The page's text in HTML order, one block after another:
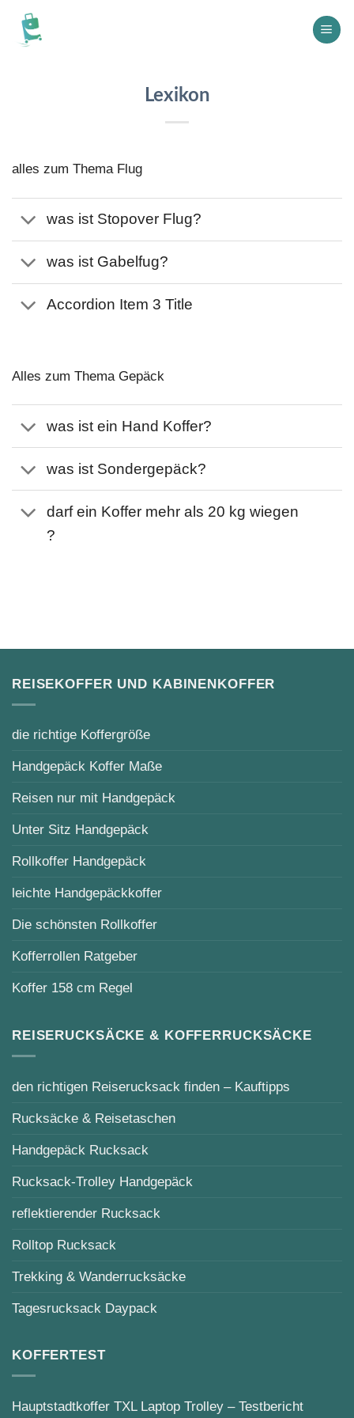
Lexikon
alles zum Thema Flug
was ist Stopover Flug?
was ist Gabelfug?
Accordion Item 3 Title
Alles zum Thema Gepäck
was ist ein Hand Koffer?
was ist Sondergepäck?
darf ein Koffer mehr als 20 kg wiegen
?
REISEKOFFER UND KABINENKOFFER
die richtige Koffergröße
Handgepäck Koffer Maße
Reisen nur mit Handgepäck
Unter Sitz Handgepäck
Rollkoffer Handgepäck
leichte Handgepäckkoffer
Die schönsten Rollkoffer
Kofferrollen Ratgeber
Koffer 158 cm Regel
REISERUCKSÄCKE & KOFFERRUCKSÄCKE
den richtigen Reiserucksack finden – Kauftipps
Rucksäcke & Reisetaschen
Handgepäck Rucksack
Rucksack-Trolley Handgepäck
reflektierender Rucksack
Rolltop Rucksack
Trekking & Wanderrucksäcke
Tagesrucksack Daypack
KOFFERTEST
Hauptstadtkoffer TXL Laptop Trolley – Testbericht